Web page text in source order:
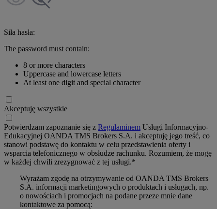
Siła hasła:
The password must contain:
8 or more characters
Uppercase and lowercase letters
At least one digit and special character
Akceptuję wszystkie
Potwierdzam zapoznanie się z Regulaminem Usługi Informacyjno-
Edukacyjnej OANDA TMS Brokers S.A. i akceptuję jego treść, co
stanowi podstawę do kontaktu w celu przedstawienia oferty i
wsparcia telefonicznego w obsłudze rachunku. Rozumiem, że mogę
w każdej chwili zrezygnować z tej usługi.*
Wyrażam zgodę na otrzymywanie od OANDA TMS Brokers
S.A. informacji marketingowych o produktach i usługach, np.
o nowościach i promocjach na podane przeze mnie dane
kontaktowe za pomocą: